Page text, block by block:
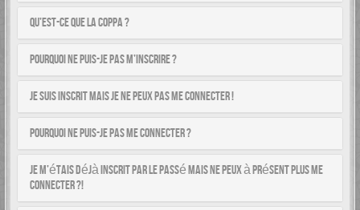
Qu’est-ce que la COPPA ?
Pourquoi ne puis-je pas m’inscrire ?
Je suis inscrit mais je ne peux pas me connecter !
Pourquoi ne puis-je pas me connecter ?
Je m’étais déjà inscrit par le passé mais ne peux à présent plus me
connecter ?!